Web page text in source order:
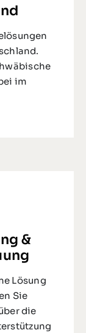
im
&
Lösung
Sie
die